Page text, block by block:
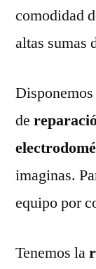
comodidad
altas sumas
de
imaginas.
equipo por
Tenemos la